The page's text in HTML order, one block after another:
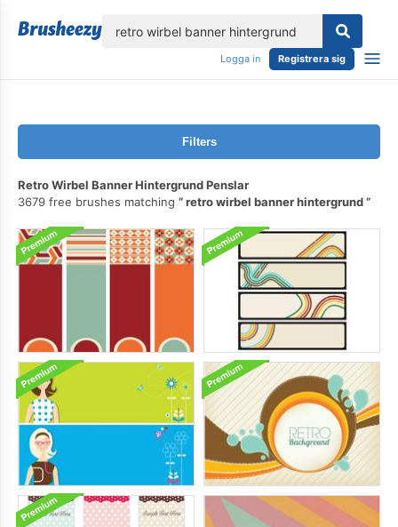
Logga in Registrera sig
Filters
Retro Wirbel Banner Hintergrund Penslar
3679 free brushes matching
retro wirbel banner hintergrund